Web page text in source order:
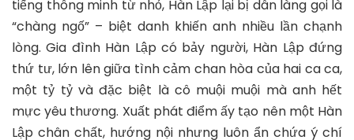
tiếng thông minh từ nhỏ, Hàn Lập lại bị dân làng gọi là
“chàng ngố” – biệt danh khiến anh nhiều lần chạnh
lòng. Gia đình Hàn Lập có bảy người, Hàn Lập đứng
thứ tư, lớn lên giữa tình cảm chan hòa của hai ca ca,
một tỷ tỷ và đặc biệt là cô muội muội mà anh hết
mực yêu thương. Xuất phát điểm ấy tạo nên một Hàn
Lập chân chất, hướng nội nhưng luôn ẩn chứa ý chí